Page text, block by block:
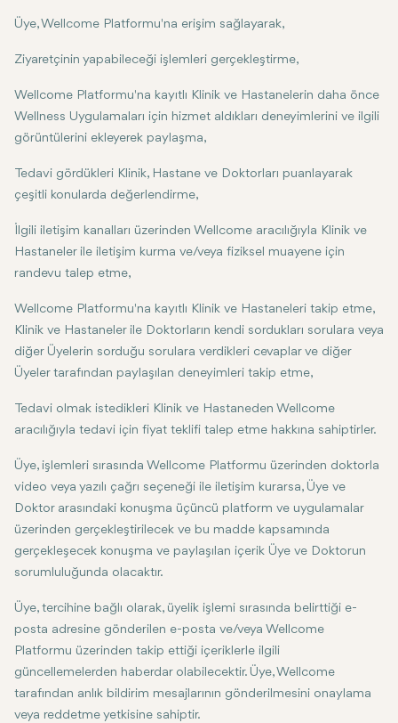
Üye, Wellcome Platformu'na erişim sağlayarak,
Ziyaretçinin yapabileceği işlemleri gerçekleştirme,
Wellcome Platformu'na kayıtlı Klinik ve Hastanelerin daha önce
Wellness Uygulamaları için hizmet aldıkları deneyimlerini ve ilgili
görüntülerini ekleyerek paylaşma,
Tedavi gördükleri Klinik, Hastane ve Doktorları puanlayarak
çeşitli konularda değerlendirme,
İlgili iletişim kanalları üzerinden Wellcome aracılığıyla Klinik ve
Hastaneler ile iletişim kurma ve/veya fiziksel muayene için
randevu talep etme,
Wellcome Platformu'na kayıtlı Klinik ve Hastaneleri takip etme,
Klinik ve Hastaneler ile Doktorların kendi sordukları sorulara veya
diğer Üyelerin sorduğu sorulara verdikleri cevaplar ve diğer
Üyeler tarafından paylaşılan deneyimleri takip etme,
Tedavi olmak istedikleri Klinik ve Hastaneden Wellcome
aracılığıyla tedavi için fiyat teklifi talep etme hakkına sahiptirler.
Üye, işlemleri sırasında Wellcome Platformu üzerinden doktorla
video veya yazılı çağrı seçeneği ile iletişim kurarsa, Üye ve
Doktor arasındaki konuşma üçüncü platform ve uygulamalar
üzerinden gerçekleştirilecek ve bu madde kapsamında
gerçekleşecek konuşma ve paylaşılan içerik Üye ve Doktorun
sorumluluğunda olacaktır.
Üye, tercihine bağlı olarak, üyelik işlemi sırasında belirttiği e-
posta adresine gönderilen e-posta ve/veya Wellcome
Platformu üzerinden takip ettiği içeriklerle ilgili
güncellemelerden haberdar olabilecektir. Üye, Wellcome
tarafından anlık bildirim mesajlarının gönderilmesini onaylama
veya reddetme yetkisine sahiptir.